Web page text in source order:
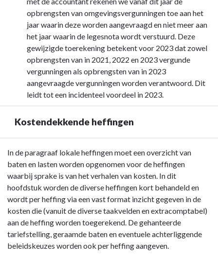
opbrengsten van omgevingsvergunningen toe aan het
jaar waarin deze worden aangevraagd en niet meer aan
het jaar waarin de legesnota wordt verstuurd. Deze
gewijzigde toerekening betekent voor 2023 dat zowel
opbrengsten van in 2021, 2022 en 2023 vergunde
vergunningen als opbrengsten van in 2023
aangevraagde vergunningen worden verantwoord. Dit
leidt tot een incidenteel voordeel in 2023.
Kostendekkende heffingen
Terug
naar
navigatie
Paragraaf
Lokale
heffingen
Kostendekkende
In de paragraaf lokale heffingen moet een overzicht van
baten en lasten worden opgenomen voor de heffingen
waarbij sprake is van het verhalen van kosten. In dit
hoofdstuk worden de diverse heffingen kort behandeld en
wordt per heffing via een vast format inzicht gegeven in de
kosten die (vanuit de diverse taakvelden en extracomptabel)
aan de heffing worden toegerekend. De gehanteerde
tariefstelling, geraamde baten en eventuele achterliggende
beleidskeuzes worden ook per heffing aangeven.